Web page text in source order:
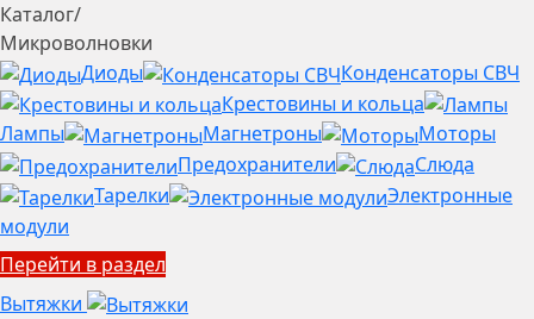
Каталог/
Микроволновки
Диоды
Конденсаторы СВЧ
Крестовины и кольца
Лампы
Магнетроны
Моторы
Предохранители
Слюда
Тарелки
Электронные
модули
Перейти в раздел
Вытяжки